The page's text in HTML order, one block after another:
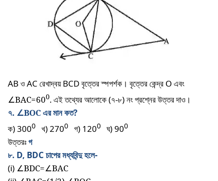
ABওAC রেখাদ্বয়BCDবৃত্তেরস্পপর্শক। বৃত্তেরকেন্দ্রOএবং
∠BAC=600.এই তথ্যের আলোকে (৭-৮) নং প্রশ্নের উত্তর দাও।
৭. ∠BOCএর মান কত?
ক) 3000 খ) 2700 গ) 1200 ঘ) 900
উত্তরঃগ
৮. D, BDC চাপের মধ্যবিন্দু হলে-
(i) ∠BDC=∠BAC